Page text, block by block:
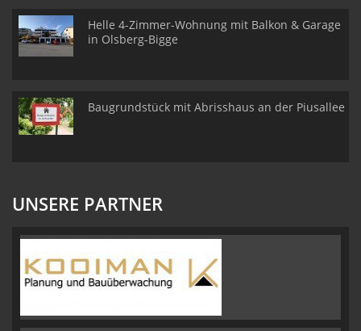
Helle 4-Zimmer-Wohnung mit Balkon & Garage
in Olsberg-Bigge
Baugrundstück mit Abrisshaus an der Piusallee
UNSERE PARTNER